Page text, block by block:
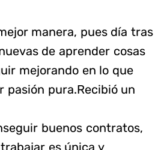
manera, pues día tras
de aprender cosas
mejorando en lo que
pasión pura.Recibió un
buenos contratos,
es única y